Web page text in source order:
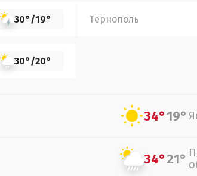
30°/19° Тернополь
30°/20°
34°19°
34°21°